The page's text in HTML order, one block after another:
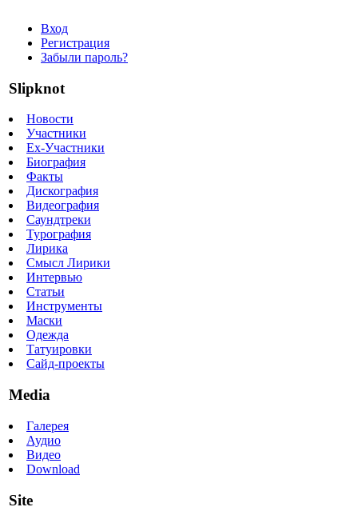
Вход
Регистрация
Забыли пароль?
Slipknot
Новости
Участники
Ex-Участники
Биография
Факты
Дискография
Видеография
Саундтреки
Турография
Лирика
Смысл Лирики
Интервью
Статьи
Инструменты
Маски
Одежда
Татуировки
Сайд-проекты
Media
Галерея
Аудио
Видео
Download
Site